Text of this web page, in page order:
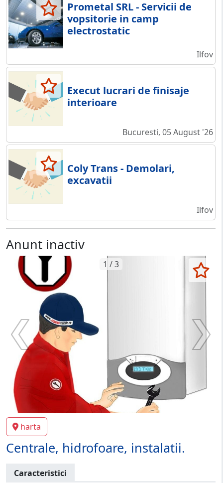
Prometal SRL - Servicii de
vopsitorie in camp
electrostatic
Ilfov
Execut lucrari de finisaje
interioare
Bucuresti, 05 August '26
Coly Trans - Demolari,
excavatii
Ilfov
Anunt inactiv
1 / 3
harta
Centrale, hidrofoare, instalatii.
Caracteristici